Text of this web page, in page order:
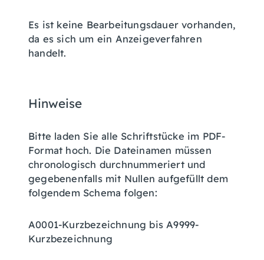
Es ist keine Bearbeitungsdauer vorhanden,
da es sich um ein Anzeigeverfahren
handelt.
Hinweise
Bitte laden Sie alle Schriftstücke im PDF-
Format hoch. Die Dateinamen müssen
chronologisch durchnummeriert und
gegebenenfalls mit Nullen aufgefüllt dem
folgendem Schema folgen:
A0001-Kurzbezeichnung bis A9999-
Kurzbezeichnung